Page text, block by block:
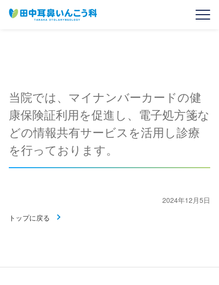
当院では、マイナンバーカードの健
康保険証利用を促進し、電子処方箋な
どの情報共有サービスを活用し診療
を行っております。
2024年12月5日
トップに戻る